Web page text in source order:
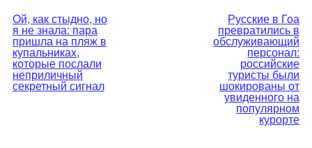
Навигация
по
записям
Ой, как стыдно, но
я не знала: пара
пришла на пляж в
купальниках,
которые послали
неприличный
секретный сигнал
Русские в Гоа
превратились в
обслуживающий
персонал:
российские
туристы были
шокированы от
увиденного на
популярном
курорте